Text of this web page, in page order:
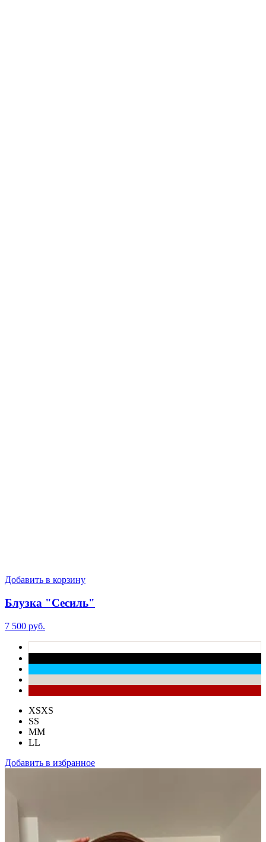
Добавить в корзину
Блузка "Сесиль"
7 500 руб.
XSXS
SS
MM
LL
Добавить в избранное